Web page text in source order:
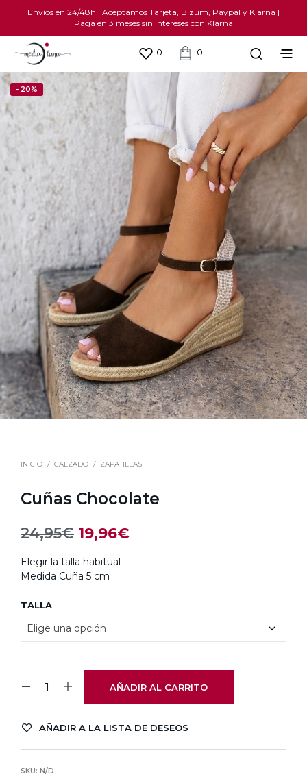
Envíos en 24/48h | Aceptamos Tarjeta, Bizum, Paypal y Klarna |
Paga en 3 meses sin intereses con Klarna
0 0
- 20%
INICIO / CALZADO / ZAPATILLAS
Cuñas Chocolate
24,95€ El
precio
original
24,95€.
19,96€El
Elegir la talla habitual
Medida Cuña 5 cm
TALLA
AÑADIR AL CARRITO
AÑADIR A LA LISTA DE DESEOS
SKU: N/D